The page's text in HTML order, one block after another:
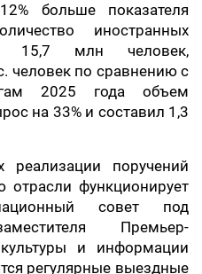
больше показателя
иностранных
15,7 млн человек,
человек по сравнению с
2025 года объем
на 33% и составил 1,3
поручений
отрасли функционирует
совет под
Премьер-
и информации
регулярные выездные